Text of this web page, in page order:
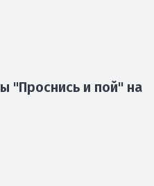
"Проснись и пой" на